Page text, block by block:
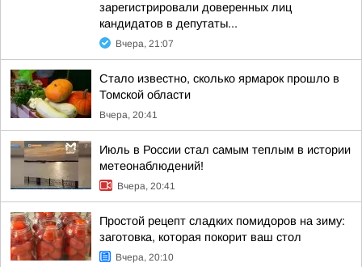
зарегистрировали доверенных лиц
кандидатов в депутаты...
Вчера, 21:07
Стало известно, сколько ярмарок прошло в
Томской области
Вчера, 20:41
Июль в России стал самым теплым в истории
метеонаблюдений!
Вчера, 20:41
Простой рецепт сладких помидоров на зиму:
заготовка, которая покорит ваш стол
Вчера, 20:10